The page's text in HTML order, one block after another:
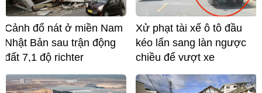
Cảnh đổ nát ở miền Nam
Nhật Bản sau trận động
đất 7,1 độ richter
Xử phạt tài xế ô tô đầu
kéo lấn sang làn ngược
chiều để vượt xe